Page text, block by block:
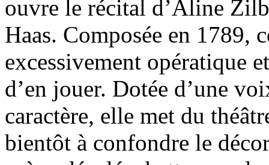
ouvre le récital d’Aline
Haas. Composée en 1789,
excessivement opératique
d’en jouer. Dotée d’une
caractère, elle met du
bientôt à confondre le